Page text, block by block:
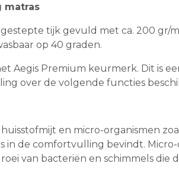
matras
tijk gevuld met ca. 200 gr/
op 40 graden.
Aegis Premium keurmerk. Dit is
over de volgende functies
en micro-organismen
in de comfortvulling bevindt.
van bacteriën en schimmels die